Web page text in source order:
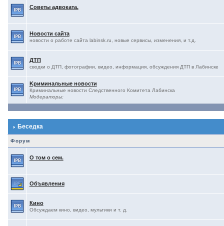
Советы адвоката.
Новости сайта
новости о работе сайта labinsk.ru, новые сервисы, изменения, и т.д.
ДТП
сводки о ДТП, фотографии, видео, информация, обсуждения ДТП в Лабинске
Kриминальные новости
Криминальные новости Следственного Комитета Лабинска
Модераторы:
Беседка
Форум
О том о сем.
Объявления
Кино
Обсуждаем кино, видео, мультики и т. д.